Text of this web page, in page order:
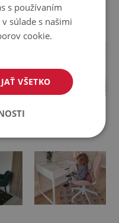
s používaním
súlade s našimi
cookie.
VŠETKO